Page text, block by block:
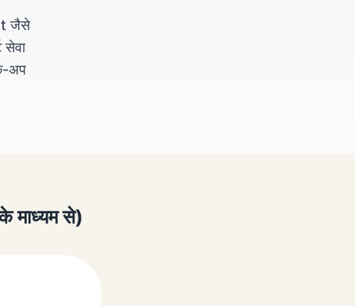
जैसे
सेवा
अप
माध्यम से)